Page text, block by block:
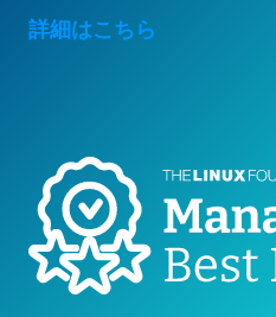
詳細はこちら